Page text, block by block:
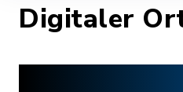
Digitaler